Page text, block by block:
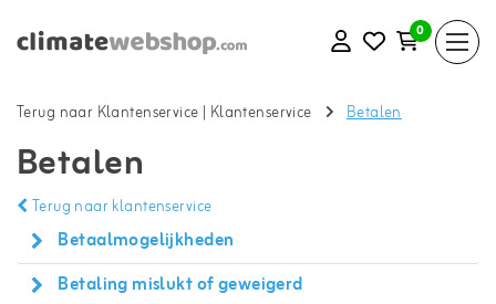
0
Terug naar Klantenservice | Klantenservice Betalen
Betalen
Terug naar klantenservice
Betaalmogelijkheden
Betaling mislukt of geweigerd